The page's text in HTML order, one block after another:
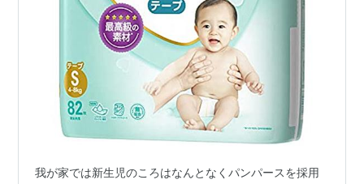
我が家では新生児のころはなんとなくパンパースを採用